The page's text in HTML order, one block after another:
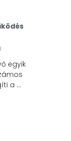
egyik
a …